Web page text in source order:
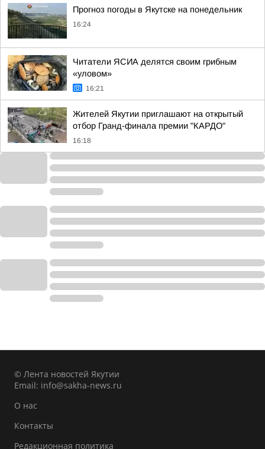
Прогноз погоды в Якутске на понедельник
16:24
Читатели ЯСИА делятся своим грибным
«уловом»
16:21
Жителей Якутии приглашают на открытый
отбор Гранд-финала премии "КАРДО"
16:18
© Лента новостей Якутии
Email: info@sakha-news.ru
О нас
Контакты
Редакционная политика